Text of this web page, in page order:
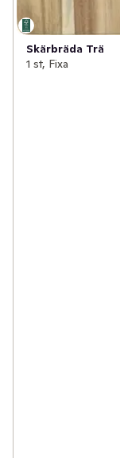
Skärbräda Trä
1 st, Fixa